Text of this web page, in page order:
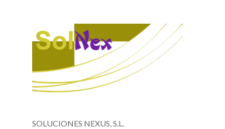
SOLUCIONES NEXUS, S.L.